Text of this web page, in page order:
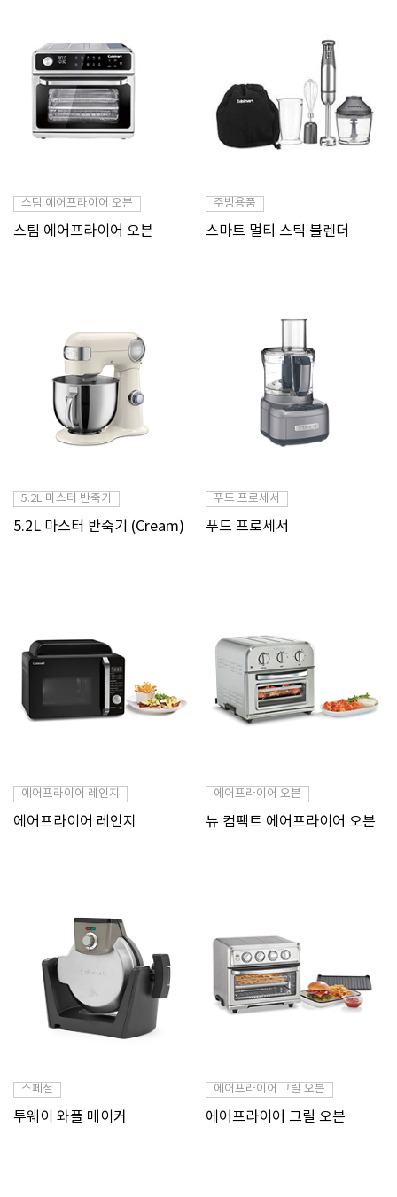
스팀 에어프라이어 오븐
스팀 에어프라이어 오븐
주방용품
스마트 멀티 스틱 블렌더
5.2L 마스터 반죽기
5.2L 마스터 반죽기 (Cream)
푸드 프로세서
푸드 프로세서
에어프라이어 레인지
에어프라이어 레인지
에어프라이어 오븐
뉴 컴팩트 에어프라이어 오븐
스페셜
투웨이 와플 메이커
에어프라이어 그릴 오븐
에어프라이어 그릴 오븐